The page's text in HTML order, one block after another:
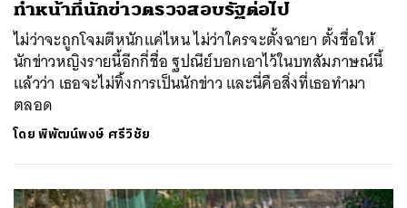
ทำหน้าที่นักข่าวตรวจสอบรัฐต่อไป
ไม่ว่าจะถูกโจมตีหนักแค่ไหน ไม่ว่าใครจะตั้งฉายา ตั้งชื่อให้
นักข่าวหญิงรายนี้อีกกี่ชื่อ ฐปณีย์บอกเอาไว้ในบทสัมภาษณ์นี้
แล้วว่า เธอจะไม่ทิ้งการเป็นนักข่าว และนี่คือสิ่งที่เธอทำมา
ตลอด
โดยพิพัฒน์พงษ์ ศรีวิชัย